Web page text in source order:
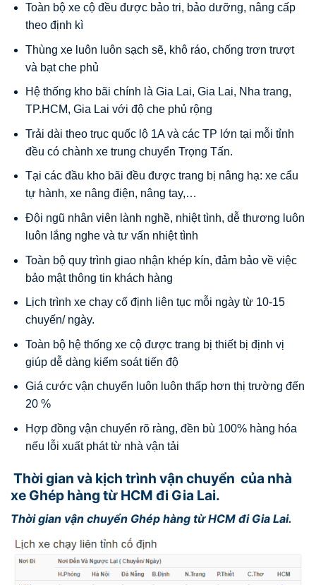
Toàn bộ xe cộ đều được bảo tri, bảo dưỡng, nâng cấp
theo định kì
Thùng xe luôn luôn sạch sẽ, khô ráo, chống trơn trượt
và bạt che phủ
Hệ thống kho bãi chính là Gia Lai, Gia Lai, Nha trang,
TP.HCM, Gia Lai với độ che phủ rộng
Trải dài theo trục quốc lộ 1A và các TP lớn tại mỗi tỉnh
đều có chành xe trung chuyển Trọng Tấn.
Tại các đầu kho bãi đều được trang bị nâng hạ: xe cẩu
tự hành, xe nâng điện, nâng tay,…
Đội ngũ nhân viên lành nghề, nhiệt tình, dễ thương luôn
luôn lắng nghe và tư vấn nhiệt tình
Toàn bộ quy trình giao nhận khép kín, đảm bảo về việc
bảo mật thông tin khách hàng
Lịch trình xe chạy cố định liên tục mỗi ngày từ 10-15
chuyến/ ngày.
Toàn bộ hệ thống xe cộ được trang bị thiết bị định vị
giúp dễ dàng kiểm soát tiến độ
Giá cước vận chuyển luôn luôn thấp hơn thị trường đến
20 %
Hợp đồng vận chuyển rõ ràng, đền bù 100% hàng hóa
nếu lỗi xuất phát từ nhà vận tải
Thời gian và kịch trình vận chuyển của nhà
xe Ghép hàng từ HCM đi Gia Lai.
Thời gian vận chuyển Ghép hàng từ HCM đi Gia Lai.